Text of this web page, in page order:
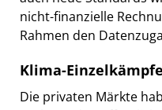
nicht-finanzielle
Rahmen den
Klima-
Die privaten Märkte